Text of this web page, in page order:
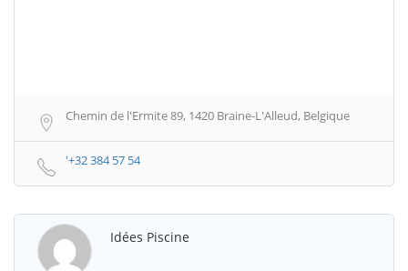
Chemin de l'Ermite 89, 1420 Braine-L'Alleud, Belgique
'+32 384 57 54
Idées Piscine